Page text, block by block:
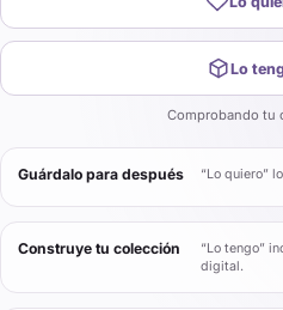
Lo
Comprobando tu
Guárdalo para después “Lo quiero”
Construye tu colección
“Lo tengo”
digital.